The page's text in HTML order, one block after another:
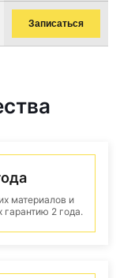
Записаться
материалов и
2 года.